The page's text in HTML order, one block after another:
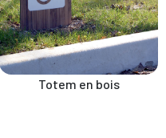
Totem en bois